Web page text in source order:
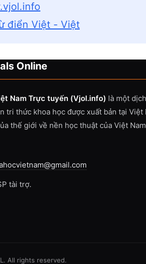
điển Việt - Việt
Online
Nam Trực tuyến (Vjol.info) là một
tri thức khoa học được xuất bản tại Việt
thế giới về nền học thuật của Việt
tài trợ.
All rights reserved.